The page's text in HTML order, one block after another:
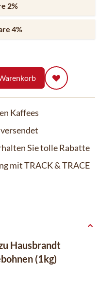
2%
4%
Kaffees
Sie tolle Rabatte
mit TRACK & TRACE
Hausbrandt
(1kg)